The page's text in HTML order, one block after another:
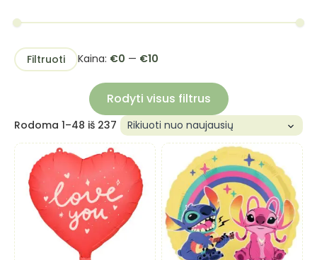
Min
kaina
Maks
kainaFiltruoti Kaina: €0 — €10
Rodyti visus filtrus
Rodoma 1–48 iš 237 Rūšiuojama
pagal
naujausią